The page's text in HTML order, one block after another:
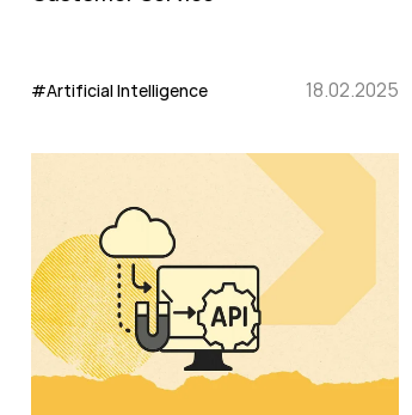
#Artificial Intelligence 18.02.2025